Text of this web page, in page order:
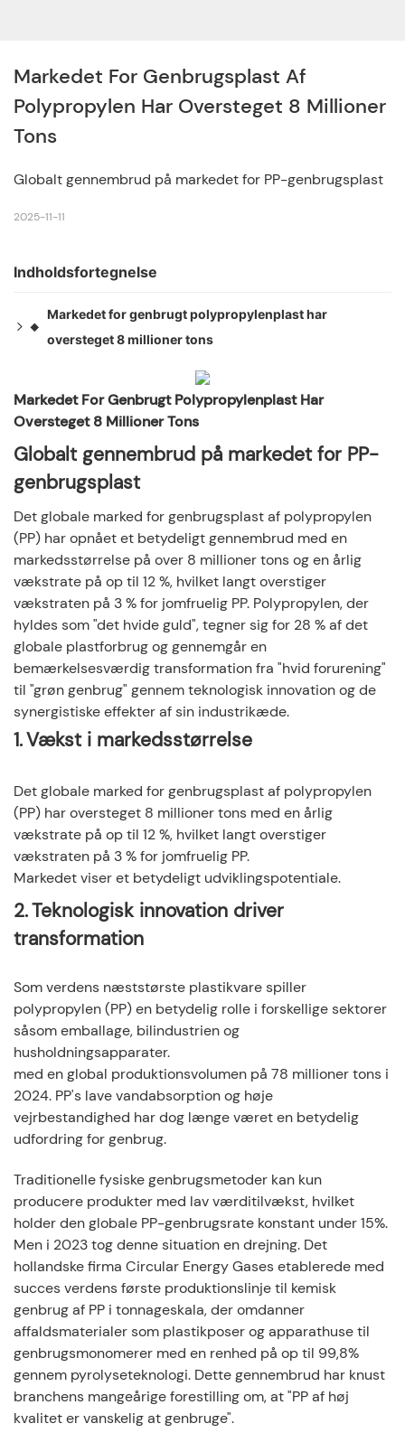
Markedet For Genbrugsplast Af
Polypropylen Har Oversteget 8 Millioner
Tons
Globalt gennembrud på markedet for PP-genbrugsplast
2025-11-11
Indholdsfortegnelse
◆
Markedet for genbrugt polypropylenplast har
oversteget 8 millioner tons
◆ 1. Vækst i markedsstørrelse
◆
3. Eksempler på samarbejde og anvendelse i
branchekæder
◆ 4. Udvikling af det kinesiske marked og politisk støtte
◆ 5. Fremtidsudsigter og potentiale
Markedet For Genbrugt Polypropylenplast Har
Oversteget 8 Millioner Tons
Globalt gennembrud på markedet for PP-
genbrugsplast
Det globale marked for genbrugsplast af polypropylen
(PP) har opnået et betydeligt gennembrud med en
markedsstørrelse på over 8 millioner tons og en årlig
vækstrate på op til 12 %, hvilket langt overstiger
vækstraten på 3 % for jomfruelig PP. Polypropylen, der
hyldes som "det hvide guld", tegner sig for 28 % af det
globale plastforbrug og gennemgår en
bemærkelsesværdig transformation fra "hvid forurening"
til "grøn genbrug" gennem teknologisk innovation og de
synergistiske effekter af sin industrikæde.
1.Vækst i markedsstørrelse
Det globale marked for genbrugsplast af polypropylen
(PP) har oversteget 8 millioner tons med en årlig
vækstrate på op til 12 %, hvilket langt overstiger
vækstraten på 3 % for jomfruelig PP.
Markedet viser et betydeligt udviklingspotentiale.
2.Teknologisk innovation driver
transformation
Som verdens næststørste plastikvare spiller
polypropylen (PP) en betydelig rolle i forskellige sektorer
såsom emballage, bilindustrien og
husholdningsapparater.
med en global produktionsvolumen på 78 millioner tons i
2024. PP's lave vandabsorption og høje
vejrbestandighed har dog længe været en betydelig
udfordring for genbrug.
Traditionelle fysiske genbrugsmetoder kan kun
producere produkter med lav værditilvækst, hvilket
holder den globale PP-genbrugsrate konstant under 15%.
Men i 2023 tog denne situation en drejning. Det
hollandske firma Circular Energy Gases etablerede med
succes verdens første produktionslinje til kemisk
genbrug af PP i tonnageskala, der omdanner
affaldsmaterialer som plastikposer og apparathuse til
genbrugsmonomerer med en renhed på op til 99,8%
gennem pyrolyseteknologi. Dette gennembrud har knust
branchens mangeårige forestilling om, at "PP af høj
kvalitet er vanskelig at genbruge".